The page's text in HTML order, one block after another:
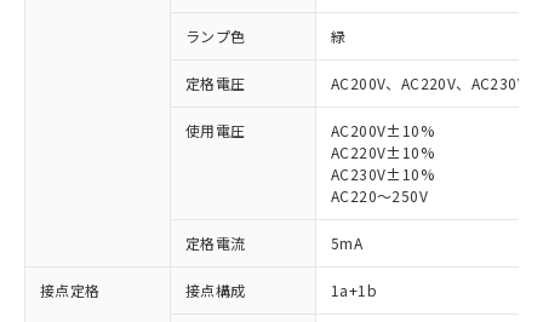
ランプ色 緑
定格電圧 AC200V、AC220V、AC230V
使用電圧
AC200V±10%
AC220V±10%
AC230V±10%
AC220～250V
定格電流 5mA
接点定格 接点構成 1a+1b
※1 対応状況